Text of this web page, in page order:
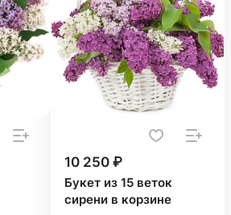
10 250 ₽
Букет из 15 веток
сирени в корзине